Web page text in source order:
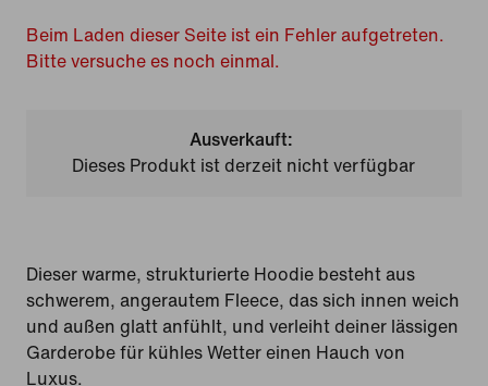
Beim Laden dieser Seite ist ein Fehler aufgetreten.
Bitte versuche es noch einmal.
Ausverkauft:
Dieses Produkt ist derzeit nicht verfügbar
Dieser warme, strukturierte Hoodie besteht aus
schwerem, angerautem Fleece, das sich innen weich
und außen glatt anfühlt, und verleiht deiner lässigen
Garderobe für kühles Wetter einen Hauch von
Luxus.